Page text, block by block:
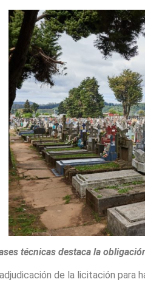
técnicas destaca la
de la licitación